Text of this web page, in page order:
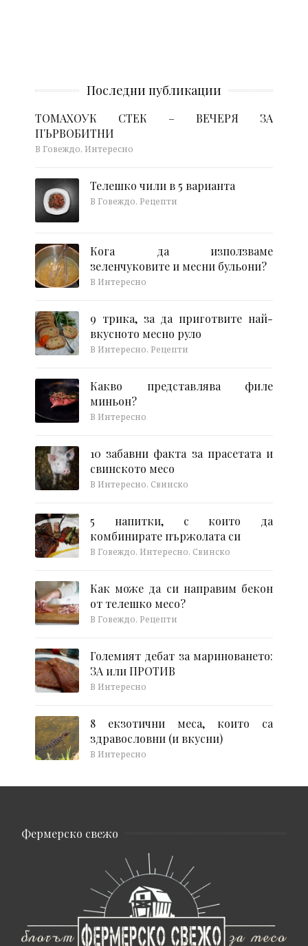
Последни публикации
ТОМАХОУК СТЕК – ВЕЧЕРЯ ЗА
ПЪРВОБИТНИ
В Говеждо, Интересно
Телешко чили в 5 варианта
В Говеждо, Рецепти
Кога да използваме
зеленчуковите и месни бульони?
В Интересно
9 трика, за да приготвите най-
вкусното месно руло
В Интересно, Рецепти
Какво представлява филе
миньон?
В Интересно
10 забавни факта за прасетата и
свинското месо
В Интересно, Свинско
5 напитки, с които да
комбинирате пържолата си
В Говеждо, Интересно, Свинско
Как може да си направим бекон
от телешко месо?
В Говеждо, Рецепти
Големият дебат за мариноването:
ЗА или ПРОТИВ
В Интересно
8 екзотични меса, които са
здравословни (и вкусни)
В Интересно
Фермерско свежо